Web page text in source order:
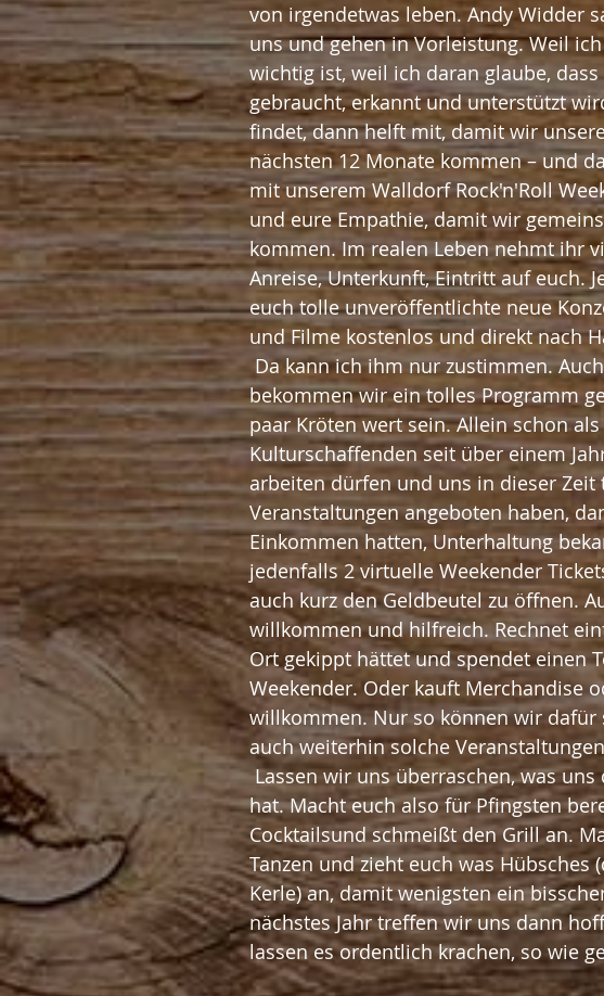
von irgendetwas leben. Andy Widder
uns und gehen in Vorleistung. Weil
wichtig ist, weil ich daran glaube,
gebraucht, erkannt und unterstützt
findet, dann helft mit, damit wir
nächsten 12 Monate kommen – und
mit unserem Walldorf Rock'n'Roll
und eure Empathie, damit wir
kommen. Im realen Leben nehmt ihr
Anreise, Unterkunft, Eintritt auf euch.
euch tolle unveröffentlichte neue
und Filme kostenlos und direkt nach
Da kann ich ihm nur zustimmen. Auch wenn wir zuhause sitzen müssen,
bekommen wir ein tolles Programm
paar Kröten wert sein. Allein schon
Kulturschaffenden seit über einem
arbeiten dürfen und uns in dieser
Veranstaltungen angeboten haben,
Einkommen hatten, Unterhaltung
jedenfalls 2 virtuelle Weekender
auch kurz den Geldbeutel zu öffnen.
willkommen und hilfreich. Rechnet
Ort gekippt hättet und spendet einen
Weekender. Oder kauft Merchandise
willkommen. Nur so können wir
auch weiterhin solche
Lassen wir uns überraschen, was uns der Walldorf Weekender zu bieten
hat. Macht euch also für Pfingsten
Cocktailsund schmeißt den Grill an.
Tanzen und zieht euch was Hübsches
Kerle) an, damit wenigsten ein
nächstes Jahr treffen wir uns dann
lassen es ordentlich krachen, so wie